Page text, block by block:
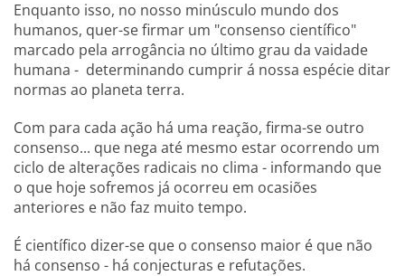
Enquanto isso, no nosso minúsculo mundo dos
humanos, quer-se firmar um "consenso científico"
marcado pela arrogância no último grau da vaidade
humana - determinando cumprir á nossa espécie ditar
normas ao planeta terra.
Com para cada ação há uma reação, firma-se outro
consenso... que nega até mesmo estar ocorrendo um
ciclo de alterações radicais no clima - informando que
o que hoje sofremos já ocorreu em ocasiões
anteriores e não faz muito tempo.
É científico dizer-se que o consenso maior é que não
há consenso - há conjecturas e refutações.